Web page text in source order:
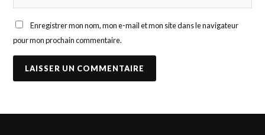
Enregistrer mon nom, mon e-mail et mon site dans le navigateur
pour mon prochain commentaire.